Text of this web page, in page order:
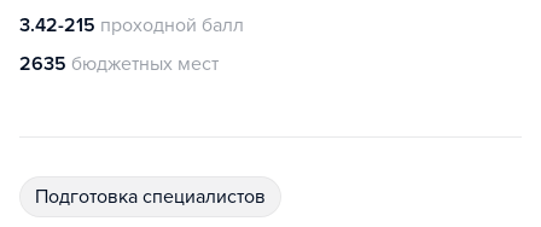
3.42-215 проходной балл
2635 бюджетных мест
подготовка специалистов